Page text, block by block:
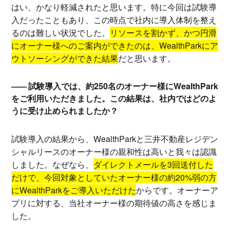
はい、かなり軽減されたと思います。特に今回は試験導
入だったこともあり、この時点で社内に導入体制を整え
るのは難しい状況でした。
リソースを割かず、かつ円滑
にオーナー様へのご案内ができたのは、WealthParkにア
ウトソーシングができた結果だと思います。
試験導入では、約250名のオーナー様にWealthPark
をご利用いただきました。この結果は、社内ではどのよ
うに受け止められましたか？
試験導入の結果から、WealthParkと三井不動産レジデン
シャルリースのオーナー様の親和性は高いと我々は認識
しました。なぜなら、 ダイレクトメールを3回送付した
だけで、今回対象としていたオーナー様の約20%弱の方
にWealthParkをご導入いただけたからです。オーナーア
プリに対する、当社オーナー様の期待値の高さを感じま
した。